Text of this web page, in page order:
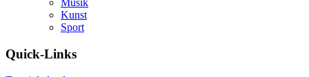
Kunst
Sport
Quick-Links